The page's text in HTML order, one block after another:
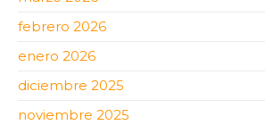
febrero 2026
enero 2026
diciembre 2025
noviembre 2025